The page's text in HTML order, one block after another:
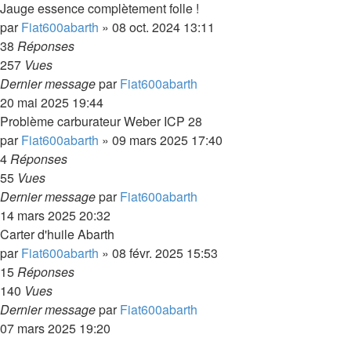
Jauge essence complètement folle !
parFiat600abarth » 08 oct. 2024 13:11
38 Réponses
257 Vues
Dernier messageparFiat600abarth
20 mai 2025 19:44
Problème carburateur Weber ICP 28
parFiat600abarth » 09 mars 2025 17:40
4Réponses
55 Vues
Dernier messageparFiat600abarth
14 mars 2025 20:32
Carter d'huile Abarth
parFiat600abarth » 08 févr. 2025 15:53
15Réponses
140 Vues
Dernier messageparFiat600abarth
07 mars 2025 19:20